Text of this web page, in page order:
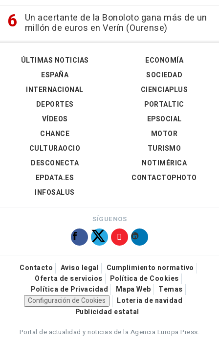
Un acertante de la Bonoloto gana más de un
millón de euros en Verín (Ourense)
ÚLTIMAS NOTICIAS
ESPAÑA
INTERNACIONAL
DEPORTES
VÍDEOS
ECONOMÍA
SOCIEDAD
CIENCIAPLUS
PORTALTIC
EPSOCIAL
CHANCE
CULTURAOCIO
DESCONECTA
EPDATA.ES
INFOSALUS
MOTOR
TURISMO
NOTIMÉRICA
CONTACTOPHOTO
SÍGUENOS
Contacto Aviso legal
Cumplimiento normativo
Oferta de servicios
Política de Cookies
Política de Privacidad
Mapa Web
Temas
Configuración de Cookies
Loteria de navidad
Publicidad estatal
Portal de actualidad y noticias de la Agencia Europa Press.